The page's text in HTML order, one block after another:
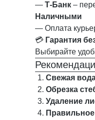
— Т‑Банк –
Наличными
— Оплата
💳 Гарантия
Выбирайте
Свежая
Обрезка
Удаление